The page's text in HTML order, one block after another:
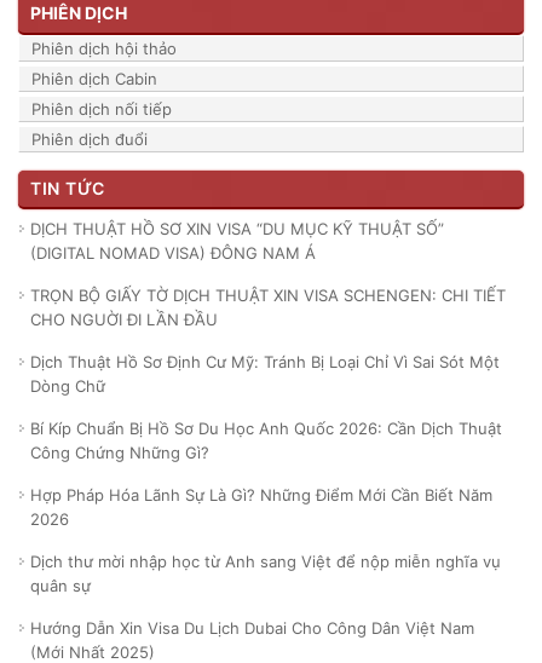
PHIÊN DỊCH
Phiên dịch hội thảo
Phiên dịch Cabin
Phiên dịch nối tiếp
Phiên dịch đuổi
TIN TỨC
DỊCH THUẬT HỒ SƠ XIN VISA “DU MỤC KỸ THUẬT SỐ”
(DIGITAL NOMAD VISA) ĐÔNG NAM Á
TRỌN BỘ GIẤY TỜ DỊCH THUẬT XIN VISA SCHENGEN: CHI TIẾT
CHO NGUỜI ĐI LẦN ĐẦU
Dịch Thuật Hồ Sơ Định Cư Mỹ: Tránh Bị Loại Chỉ Vì Sai Sót Một
Dòng Chữ
Bí Kíp Chuẩn Bị Hồ Sơ Du Học Anh Quốc 2026: Cần Dịch Thuật
Công Chứng Những Gì?
Hợp Pháp Hóa Lãnh Sự Là Gì? Những Điểm Mới Cần Biết Năm
2026
Dịch thư mời nhập học từ Anh sang Việt để nộp miễn nghĩa vụ
quân sự
Hướng Dẫn Xin Visa Du Lịch Dubai Cho Công Dân Việt Nam
(Mới Nhất 2025)